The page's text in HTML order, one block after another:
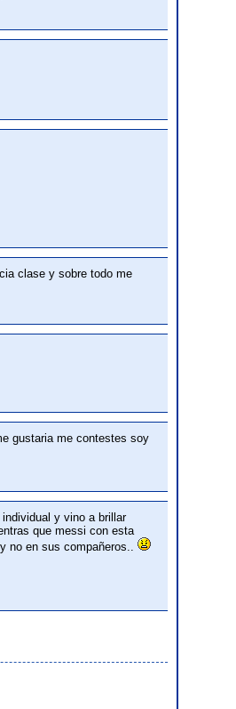
clase y sobre todo me
gustaria me contestes soy
y vino a brillar
que messi con esta
no en sus compañeros..